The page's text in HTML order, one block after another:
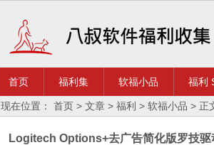
首页 福利集 软福小品 福利
现在位置： 首页 > 文章 > 福利 > 软福小品 > 正
Logitech Options+去广告简化版罗技